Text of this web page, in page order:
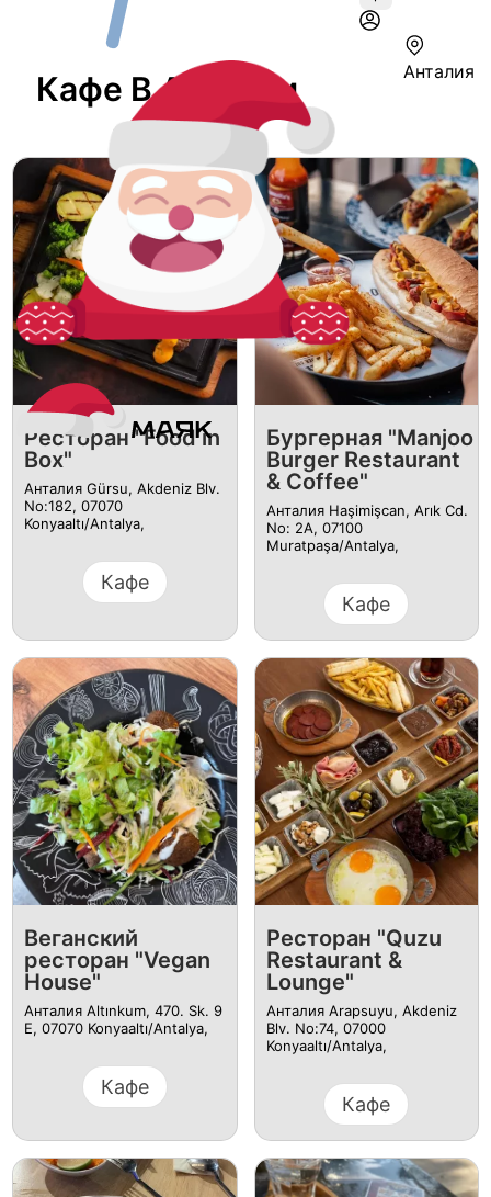
Анталия
Кафе В Анталии
Ресторан "Food in
Box"
Анталия Gürsu, Akdeniz Blv.
No:182, 07070
Konyaaltı/Antalya,
Кафе
Бургерная "Manjoo
Burger Restaurant
& Coffee"
Анталия Haşimişcan, Arık Cd.
No: 2A, 07100
Muratpaşa/Antalya,
Кафе
Веганский
ресторан "Vegan
House"
Анталия Altınkum, 470. Sk. 9
E, 07070 Konyaaltı/Antalya,
Кафе
Ресторан "Quzu
Restaurant &
Lounge"
Анталия Arapsuyu, Akdeniz
Blv. No:74, 07000
Konyaaltı/Antalya,
Кафе